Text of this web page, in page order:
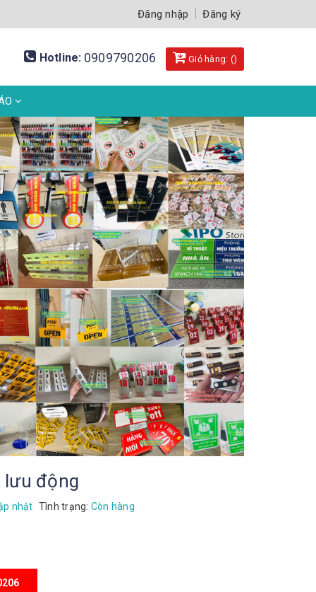
Đăng nhập Đăng ký
Hotline: 0909790206 Giỏ hàng: ()
lưu động
nhật Tình trạng: Còn hàng